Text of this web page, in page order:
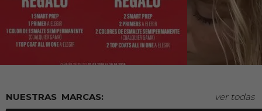
MARCAS: ver todas